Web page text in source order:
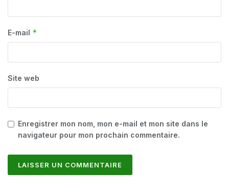
E-mail *
Site web
Enregistrer mon nom, mon e-mail et mon site dans le
navigateur pour mon prochain commentaire.